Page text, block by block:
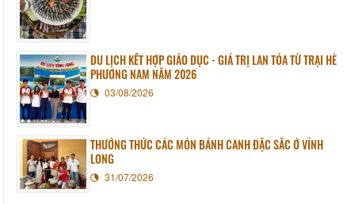
DU LỊCH KẾT HỢP GIÁO DỤC - GIÁ TRỊ LAN TỎA TỪ TRẠI HÈ
PHƯƠNG NAM NĂM 2026
03/08/2026
THƯỞNG THỨC CÁC MÓN BÁNH CANH ĐẶC SẮC Ở VĨNH
LONG
31/07/2026